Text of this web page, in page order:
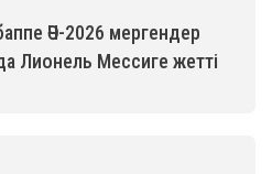
ӘЧ-2026 мергендер
Лионель Мессиге жетті